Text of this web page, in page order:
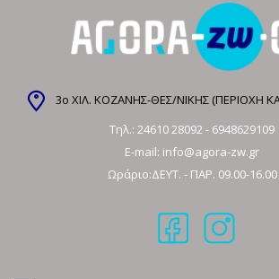
3ο ΧΙΛ. ΚΟΖΑΝΗΣ-ΘΕΣ/ΝΙΚΗΣ (ΠΕΡΙΟΧΗ
Τηλ.: 24610 28092- 6948629109
E-mail: info@agora-zw.gr
Ωράριο:ΔΕΥΤ. - ΠΑΡ. 09.00-16.00